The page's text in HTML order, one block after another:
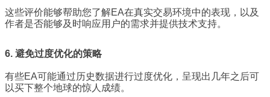
这些评价能够帮助您了解EA在真实交易环境中的表现，以及
作者是否能够及时响应用户的需求并提供技术支持。
6. 避免过度优化的策略
有些EA可能通过历史数据进行过度优化，呈现出几年之后可
以买下整个地球的惊人成绩。